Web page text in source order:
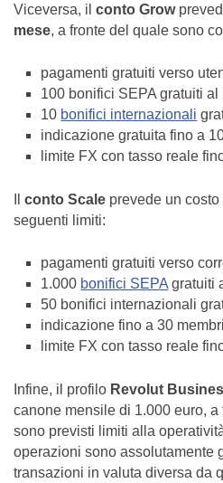
Viceversa, il conto Grow
mese, a fronte del quale sono
pagamenti gratuiti verso
100 bonifici SEPA gratuiti al
10 bonifici internazionali
indicazione gratuita fino a
limite FX con tasso reale
conto Scale prevede un costo
seguenti limiti:
pagamenti gratuiti verso
1.000 bonifici SEPA gratuiti
50 bonifici internazionali
indicazione fino a 30
limite FX con tasso reale
Infine, il profilo Revolut
canone mensile di 1.000 euro,
sono previsti limiti alla
operazioni sono assolutamente
transazioni in valuta diversa da